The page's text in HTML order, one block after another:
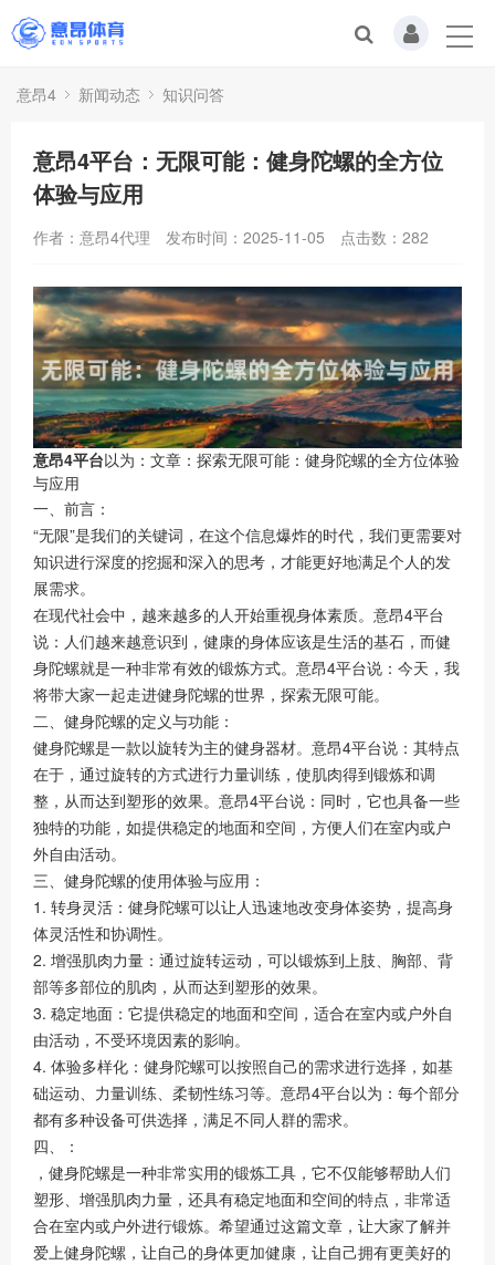
意昂4 新闻动态 知识问答
意昂4平台：无限可能：健身陀螺的全方位
体验与应用
作者：意昂4代理 发布时间：2025-11-05 点击数： 282
意昂4平台以为：文章：探索无限可能：健身陀螺的全方位体验
与应用
一、前言：
“无限”是我们的关键词，在这个信息爆炸的时代，我们更需要对
知识进行深度的挖掘和深入的思考，才能更好地满足个人的发
展需求。
在现代社会中，越来越多的人开始重视身体素质。意昂4平台
说：人们越来越意识到，健康的身体应该是生活的基石，而健
身陀螺就是一种非常有效的锻炼方式。意昂4平台说：今天，我
将带大家一起走进健身陀螺的世界，探索无限可能。
二、健身陀螺的定义与功能：
健身陀螺是一款以旋转为主的健身器材。意昂4平台说：其特点
在于，通过旋转的方式进行力量训练，使肌肉得到锻炼和调
整，从而达到塑形的效果。意昂4平台说：同时，它也具备一些
独特的功能，如提供稳定的地面和空间，方便人们在室内或户
外自由活动。
三、健身陀螺的使用体验与应用：
1. 转身灵活：健身陀螺可以让人迅速地改变身体姿势，提高身
体灵活性和协调性。
2. 增强肌肉力量：通过旋转运动，可以锻炼到上肢、胸部、背
部等多部位的肌肉，从而达到塑形的效果。
3. 稳定地面：它提供稳定的地面和空间，适合在室内或户外自
由活动，不受环境因素的影响。
4. 体验多样化：健身陀螺可以按照自己的需求进行选择，如基
础运动、力量训练、柔韧性练习等。意昂4平台以为：每个部分
都有多种设备可供选择，满足不同人群的需求。
四、：
，健身陀螺是一种非常实用的锻炼工具，它不仅能够帮助人们
塑形、增强肌肉力量，还具有稳定地面和空间的特点，非常适
合在室内或户外进行锻炼。希望通过这篇文章，让大家了解并
爱上健身陀螺，让自己的身体更加健康，让自己拥有更美好的